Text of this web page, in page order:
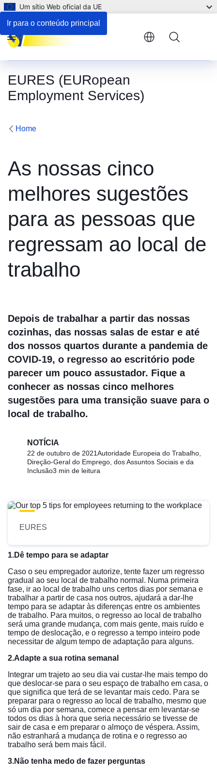
Ir para o conteúdo principal
Um sítio Web oficial da UE
EURES (EURopean
Employment Services)
Menu
Home
As nossas cinco
melhores sugestões
para as pessoas que
regressam ao local de
trabalho
Depois de trabalhar a partir das nossas
cozinhas, das nossas salas de estar e até
dos nossos quartos durante a pandemia de
COVID-19, o regresso ao escritório pode
parecer um pouco assustador. Fique a
conhecer as nossas cinco melhores
sugestões para uma transição suave para o
local de trabalho.
NOTÍCIA
22 de outubro de 2021Autoridade Europeia do Trabalho,
Direção-Geral do Emprego, dos Assuntos Sociais e da
Inclusão3 min de leitura
EURES
1.Dê tempo para se adaptar
Caso o seu empregador autorize, tente fazer um regresso
gradual ao seu local de trabalho normal. Numa primeira
fase, ir ao local de trabalho uns certos dias por semana e
trabalhar a partir de casa nos outros, ajudará a dar-lhe
tempo para se adaptar às diferenças entre os ambientes
de trabalho. Para muitos, o regresso ao local de trabalho
será uma grande mudança, com mais gente, mais ruído e
tempo de deslocação, e o regresso a tempo inteiro pode
necessitar de algum tempo de adaptação para alguns.
2.Adapte a sua rotina semanal
Integrar um trajeto ao seu dia vai custar-lhe mais tempo do
que deslocar-se para o seu espaço de trabalho em casa, o
que significa que terá de se levantar mais cedo. Para se
preparar para o regresso ao local de trabalho, mesmo que
só um dia por semana, comece a pensar em levantar-se
todos os dias à hora que seria necessário se tivesse de
sair de casa e em preparar o almoço de véspera. Assim,
não estranhará a mudança de rotina e o regresso ao
trabalho será bem mais fácil.
3.Não tenha medo de fazer perguntas